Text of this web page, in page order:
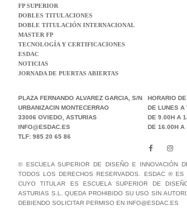
FP SUPERIOR
DOBLES TITULACIONES
DOBLE TITULACIÓN INTERNACIONAL
MASTER FP
TECNOLOGÍA Y CERTIFICACIONES
ESDAC
NOTICIAS
JORNADA DE PUERTAS ABIERTAS
PLAZA FERNANDO ALVAREZ GARCIA, S/N
URBANIZACIN MONTECERRAO
33006 OVIEDO, ASTURIAS
INFO@ESDAC.ES
TLF: 985 20 65 86
HORARIO
DE LUNES A
DE 9.00H A
DE 16.00H A
© ESCUELA SUPERIOR DE DISEÑO E INNOVACIÓN
TODOS LOS DERECHOS RESERVADOS. ESDAC ® ES
CUYO TITULAR ES ESCUELA SUPERIOR DE
ASTURIAS S.L. QUEDA PROHIBIDO SU USO SIN
DEBIENDO SOLICITAR PERMISO EN INFO@ESDAC.ES